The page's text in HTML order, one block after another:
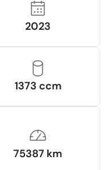
2023
1373 ccm
75387 km